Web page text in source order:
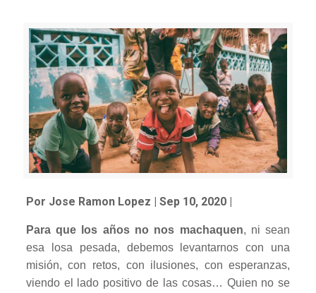
Por Jose Ramon Lopez | Sep 10, 2020 |
Para que los años no nos machaquen, ni sean
esa losa pesada, debemos levantarnos con una
misión, con retos, con ilusiones, con esperanzas,
viendo el lado positivo de las cosas… Quien no se